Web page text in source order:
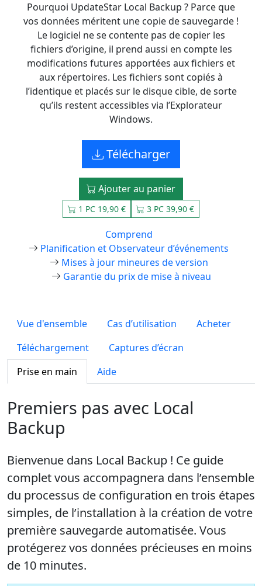
Pourquoi UpdateStar Local Backup ? Parce que
vos données méritent une copie de sauvegarde !
Le logiciel ne se contente pas de copier les
fichiers d’origine, il prend aussi en compte les
modifications futures apportées aux fichiers et
aux répertoires. Les fichiers sont copiés à
l’identique et placés sur le disque cible, de sorte
qu’ils restent accessibles via l’Explorateur
Windows.
Télécharger
Ajouter au panier
1 PC 19,90 € 3 PC 39,90 €
Comprend
Planification et Observateur d’événements
Mises à jour mineures de version
Garantie du prix de mise à niveau
Vue d'ensemble Cas d’utilisation
Acheter
Téléchargement
Captures d’écran
Prise en main
Aide
Premiers pas avec Local
Backup
Bienvenue dans Local Backup ! Ce guide
complet vous accompagnera dans l’ensemble
du processus de configuration en trois étapes
simples, de l’installation à la création de votre
première sauvegarde automatisée. Vous
protégerez vos données précieuses en moins
de 10 minutes.